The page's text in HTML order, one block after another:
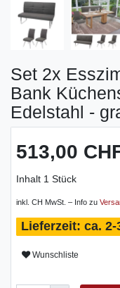
Set 2x
Bank
Edelstahl -
513,00
Inhalt 1 Stück
inkl. CH MwSt. – Info zu
ca. 2-
Wunschliste